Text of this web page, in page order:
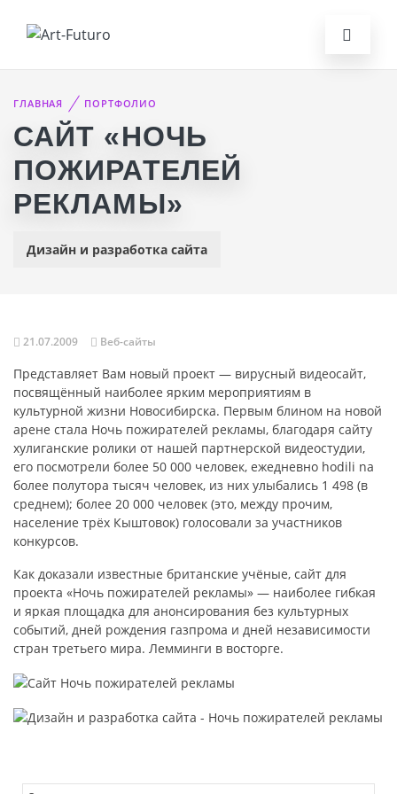
ГЛАВНАЯ ПОРТФОЛИО
САЙТ «НОЧЬ
ПОЖИРАТЕЛЕЙ
РЕКЛАМЫ»
Дизайн и разработка сайта
21.07.2009 Веб-сайты
Представляет Вам новый проект — вирусный видеосайт,
посвящённый наиболее ярким мероприятиям в
культурной жизни Новосибирска. Первым блином на новой
арене стала Ночь пожирателей рекламы, благодаря сайту
хулиганские ролики от нашей партнерской видеостудии,
его посмотрели более 50 000 человек, ежедневно hodili na
более полутора тысяч человек, из них улыбались 1 498 (в
среднем); более 20 000 человек (это, между прочим,
население трёх Кыштовок) голосовали за участников
конкурсов.
Как доказали известные британские учёные, сайт для
проекта «Ночь пожирателей рекламы» — наиболее гибкая
и яркая площадка для анонсирования без культурных
событий, дней рождения газпрома и дней независимости
стран третьего мира. Лемминги в восторге.